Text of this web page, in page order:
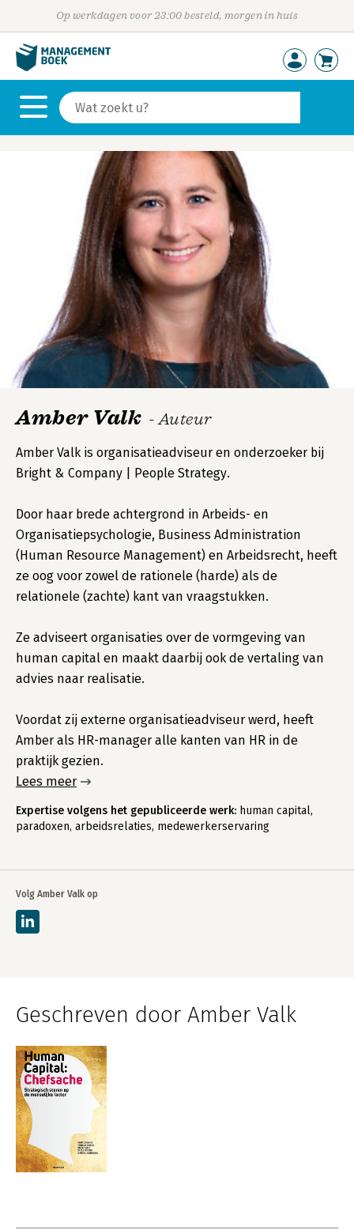
Op werkdagen voor 23:00 besteld, morgen in huis
Volg Amber Valk op
Amber Valk - Auteur
Amber Valk is organisatieadviseur en onderzoeker bij
Bright & Company | People Strategy.
Door haar brede achtergrond in Arbeids- en
Organisatiepsychologie, Business Administration
(Human Resource Management) en Arbeidsrecht, heeft
ze oog voor zowel de rationele (harde) als de
relationele (zachte) kant van vraagstukken.
Ze adviseert organisaties over de vormgeving van
human capital en maakt daarbij ook de vertaling van
advies naar realisatie.
Voordat zij externe organisatieadviseur werd, heeft
Amber als HR-manager alle kanten van HR in de
praktijk gezien.
Lees meer
Expertise volgens het gepubliceerde werk: human capital,
paradoxen, arbeidsrelaties, medewerkerservaring
Geschreven door Amber Valk